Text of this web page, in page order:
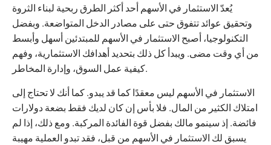
يُعدّ الاستثمار في الأسهم أحد أكثر الطرق ربحية لبناء الثروة
وتحقيق عوائد تتفوق حتى على مصادر الدخل المتواضعة. وبفضل
التكنولوجيا، أصبح الاستثمار في الأسهم للمبتدئين أسهل وأبسط
من أي وقت مضى. ويبدأ كل ذلك بتحديد أهدافك الاستثمارية، وفهم
كيفية عمل السوق، وإدارة المخاطر.
الاستثمار في الأسهم ليس معقدًا كما قد يبدو. كما أنك لا تحتاج إلى
امتلاك الكثير من المال. فلا بأس إن كان لديك فقط بضعة دولارات
فائضة. إذ سينمو مالك بفضل قوة الفائدة المركبة. ومع ذلك، إذا لم
يسبق لك الاستثمار في الأسهم من قبل، فقد تبدو العملية مهيبة